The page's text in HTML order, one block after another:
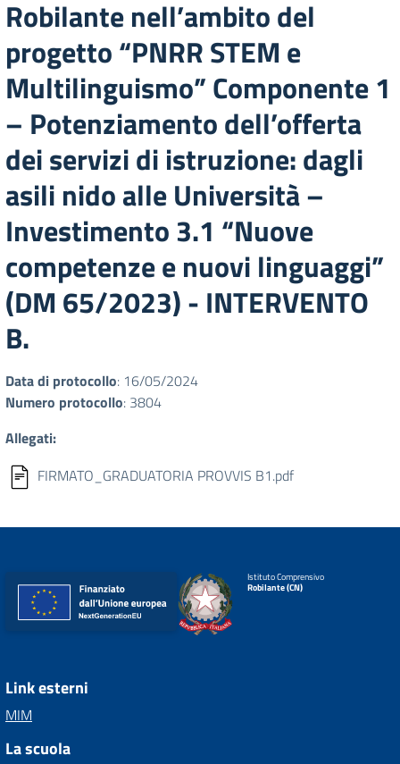
Robilante nell’ambito del
progetto “PNRR STEM e
Multilinguismo” Componente 1
– Potenziamento dell’offerta
dei servizi di istruzione: dagli
asili nido alle Università –
Investimento 3.1 “Nuove
competenze e nuovi linguaggi”
(DM 65/2023) - INTERVENTO
B.
Data di protocollo: 16/05/2024
Numero protocollo: 3804
Allegati:
FIRMATO_GRADUATORIA PROVVIS B1.pdf
Istituto Comprensivo
Robilante (CN)
Link esterni
MIM
La scuola